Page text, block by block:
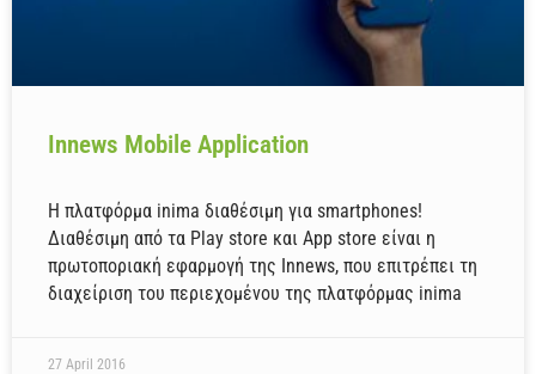
Innews Mobile Application
Η πλατφόρμα inima διαθέσιμη για smartphones!
Διαθέσιμη από τα Play store και App store είναι η
πρωτοποριακή εφαρμογή της Innews, που επιτρέπει τη
διαχείριση του περιεχομένου της πλατφόρμας inima
27 April 2016